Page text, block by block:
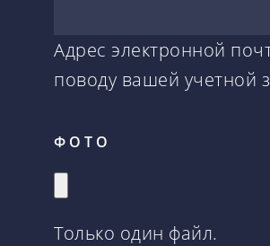
Адрес электронной
поводу вашей учетной
ФОТО
Только один файл.